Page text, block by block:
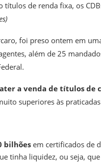
títulos de renda fixa, os
foi preso ontem em
além de 25
a venda de títulos de
superiores às
bilhões em certificados de
tinha liquidez, ou seja,